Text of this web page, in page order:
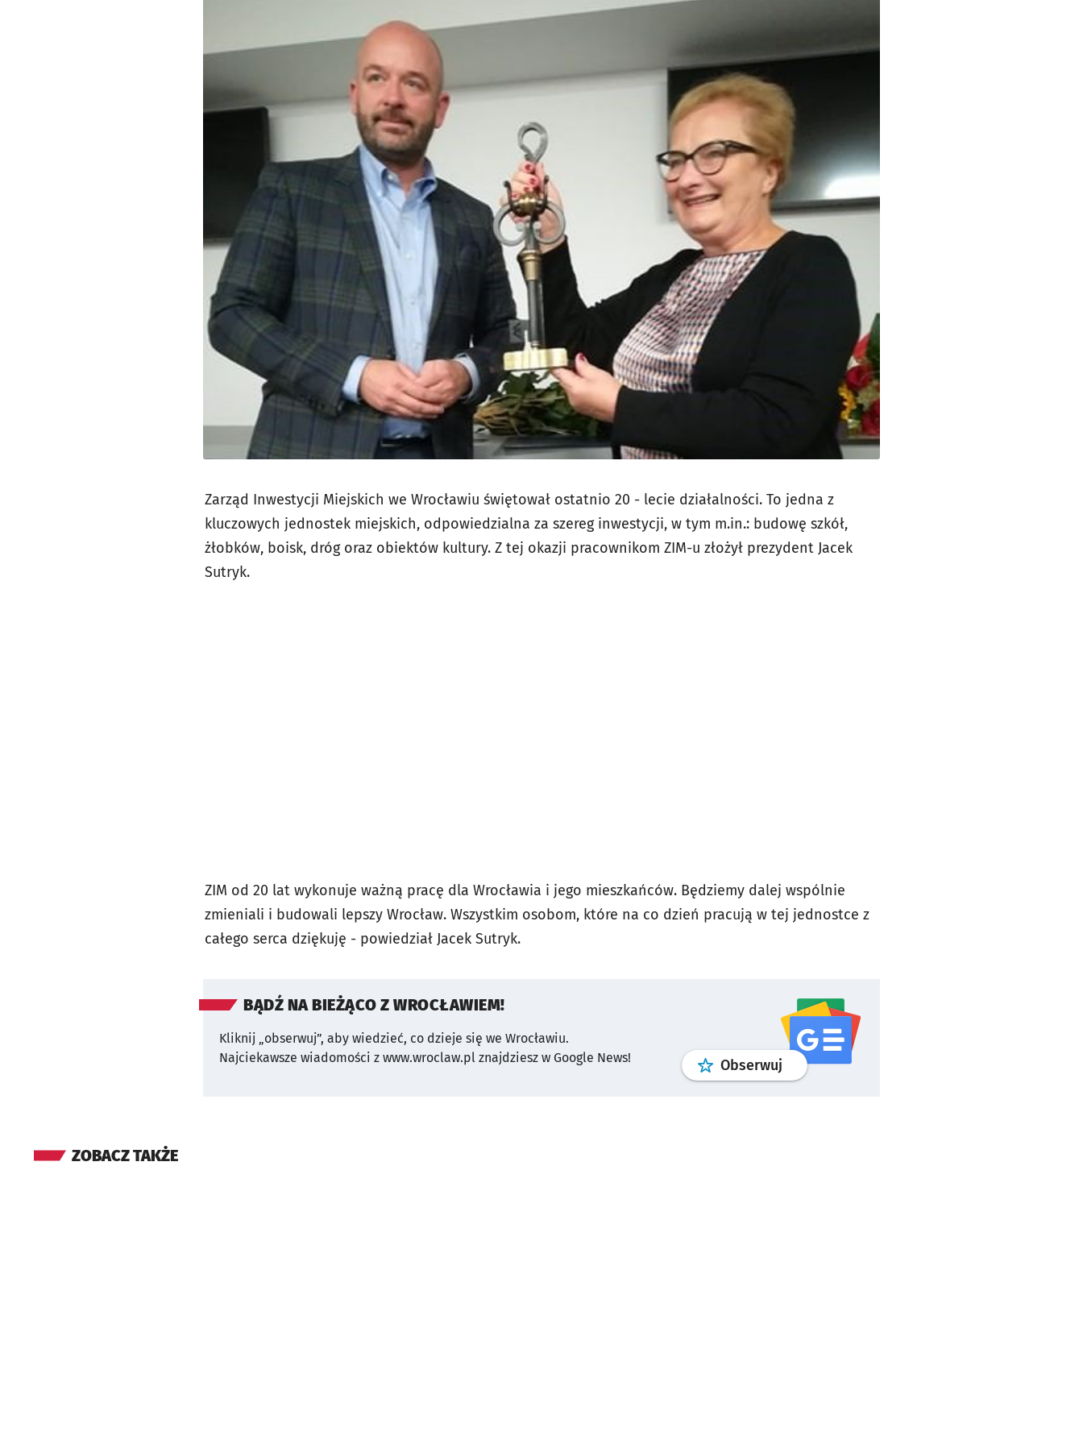
Zarząd Inwestycji Miejskich we Wrocławiu świętował ostatnio 20 - lecie działalności. To jedna z
kluczowych jednostek miejskich, odpowiedzialna za szereg inwestycji, w tym m.in.: budowę szkół,
żłobków, boisk, dróg oraz obiektów kultury. Z tej okazji pracownikom ZIM-u złożył prezydent Jacek
Sutryk.
ZIM od 20 lat wykonuje ważną pracę dla Wrocławia i jego mieszkańców. Będziemy dalej wspólnie
zmieniali i budowali lepszy Wrocław. Wszystkim osobom, które na co dzień pracują w tej jednostce z
całego serca dziękuję - powiedział Jacek Sutryk.
BĄDŹ NA BIEŻĄCO Z WROCŁAWIEM!
Kliknij „obserwuj”, aby wiedzieć, co dzieje się we Wrocławiu.
Najciekawsze wiadomości z www.wroclaw.pl znajdziesz w Google News!
Obserwuj profilgoogle news
ZOBACZ TAKŻE